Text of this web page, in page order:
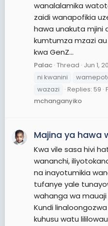
wanalalamika
zaidi wanapofikia
hawa unakuta mjini
kumtumza mzazi
kwa GenZ...
Palac Thread Jun 1,
ni kwanini
wazazi
Replies: 59
mchanganyiko
Majina ya hawa
Kwa vile sasa hivi
wananchi,
na inayotumikia
tufanye yale
wahanga wa mauaji
Kundi
kuhusu watu